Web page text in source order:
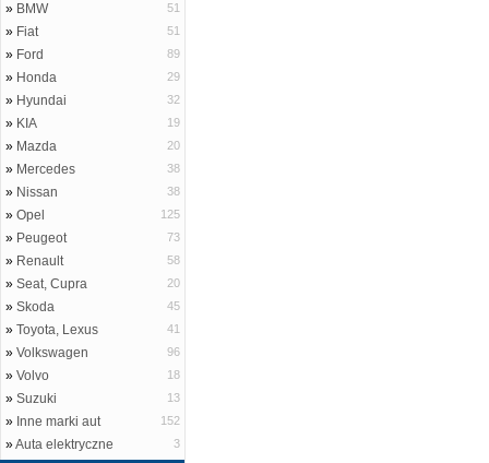
» BMW 51
» Fiat 51
» Ford 89
» Honda 29
» Hyundai 32
» KIA 19
» Mazda 20
» Mercedes 38
» Nissan 38
» Opel 125
» Peugeot 73
» Renault 58
» Seat, Cupra 20
» Skoda 45
» Toyota, Lexus 41
» Volkswagen 96
» Volvo 18
» Suzuki 13
» Inne marki aut 152
»Auta elektryczne 3